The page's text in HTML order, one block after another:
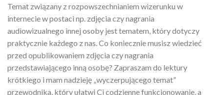
Temat związany z rozpowszechnianiem wizerunku w
internecie w postaci np. zdjęcia czy nagrania
audiowizualnego innej osoby jest tematem, który dotyczy
praktycznie każdego z nas. Co koniecznie musisz wiedzieć
przed opublikowaniem zdjęcia czy nagrania
przedstawiającego inną osobę? Zapraszam do lektury
krótkiego i mam nadzieję „wyczerpującego temat”
przewodnika, który ułatwi Ci codzienne funkcjonowanie, a